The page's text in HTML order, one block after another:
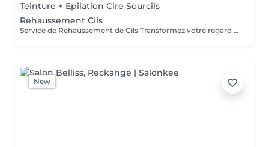
Teinture + Epilation Cire Sourcils
Rehaussement Cils
Service de Rehaussement de Cils Transformez votre regard avec notre service de rehaussement de cils, disponible avec ou sans teinture. Notre technique avancée inclut : - *Courbure Durable* : Nous sublimons vos cils naturels en leur apportant une courbure élégante et durable. - *Option avec Teinture* : Pour un effet encore plus spectaculaire, ajoutez de la couleur à vos cils, vous libérant ainsi de l'utilisation quotidienne de mascara. - *Hydratation Incluse* : Nos traitements incluent une hydratation profonde, garantissant des cils sains et forts. ### Entretien Pour maintenir l'effet souhaité et éviter d'endommager vos cils, nous recommandons de refaire le traitement toutes les 4 à 6 semaines. Ainsi, vous assurez un regard toujours éblouissant tout en préservant la santé de vos cils. Prenez rendez-vous dès aujourd'hui et sublimez la beauté naturelle de vos yeux !
New